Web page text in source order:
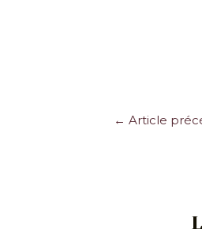
Navigation
← Article